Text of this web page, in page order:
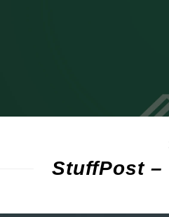
StuffPost –